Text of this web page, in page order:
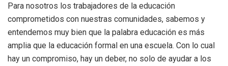
Para nosotros los trabajadores de la educación
comprometidos con nuestras comunidades, sabemos y
entendemos muy bien que la palabra educación es más
amplia que la educación formal en una escuela. Con lo cual
hay un compromiso, hay un deber, no solo de ayudar a los